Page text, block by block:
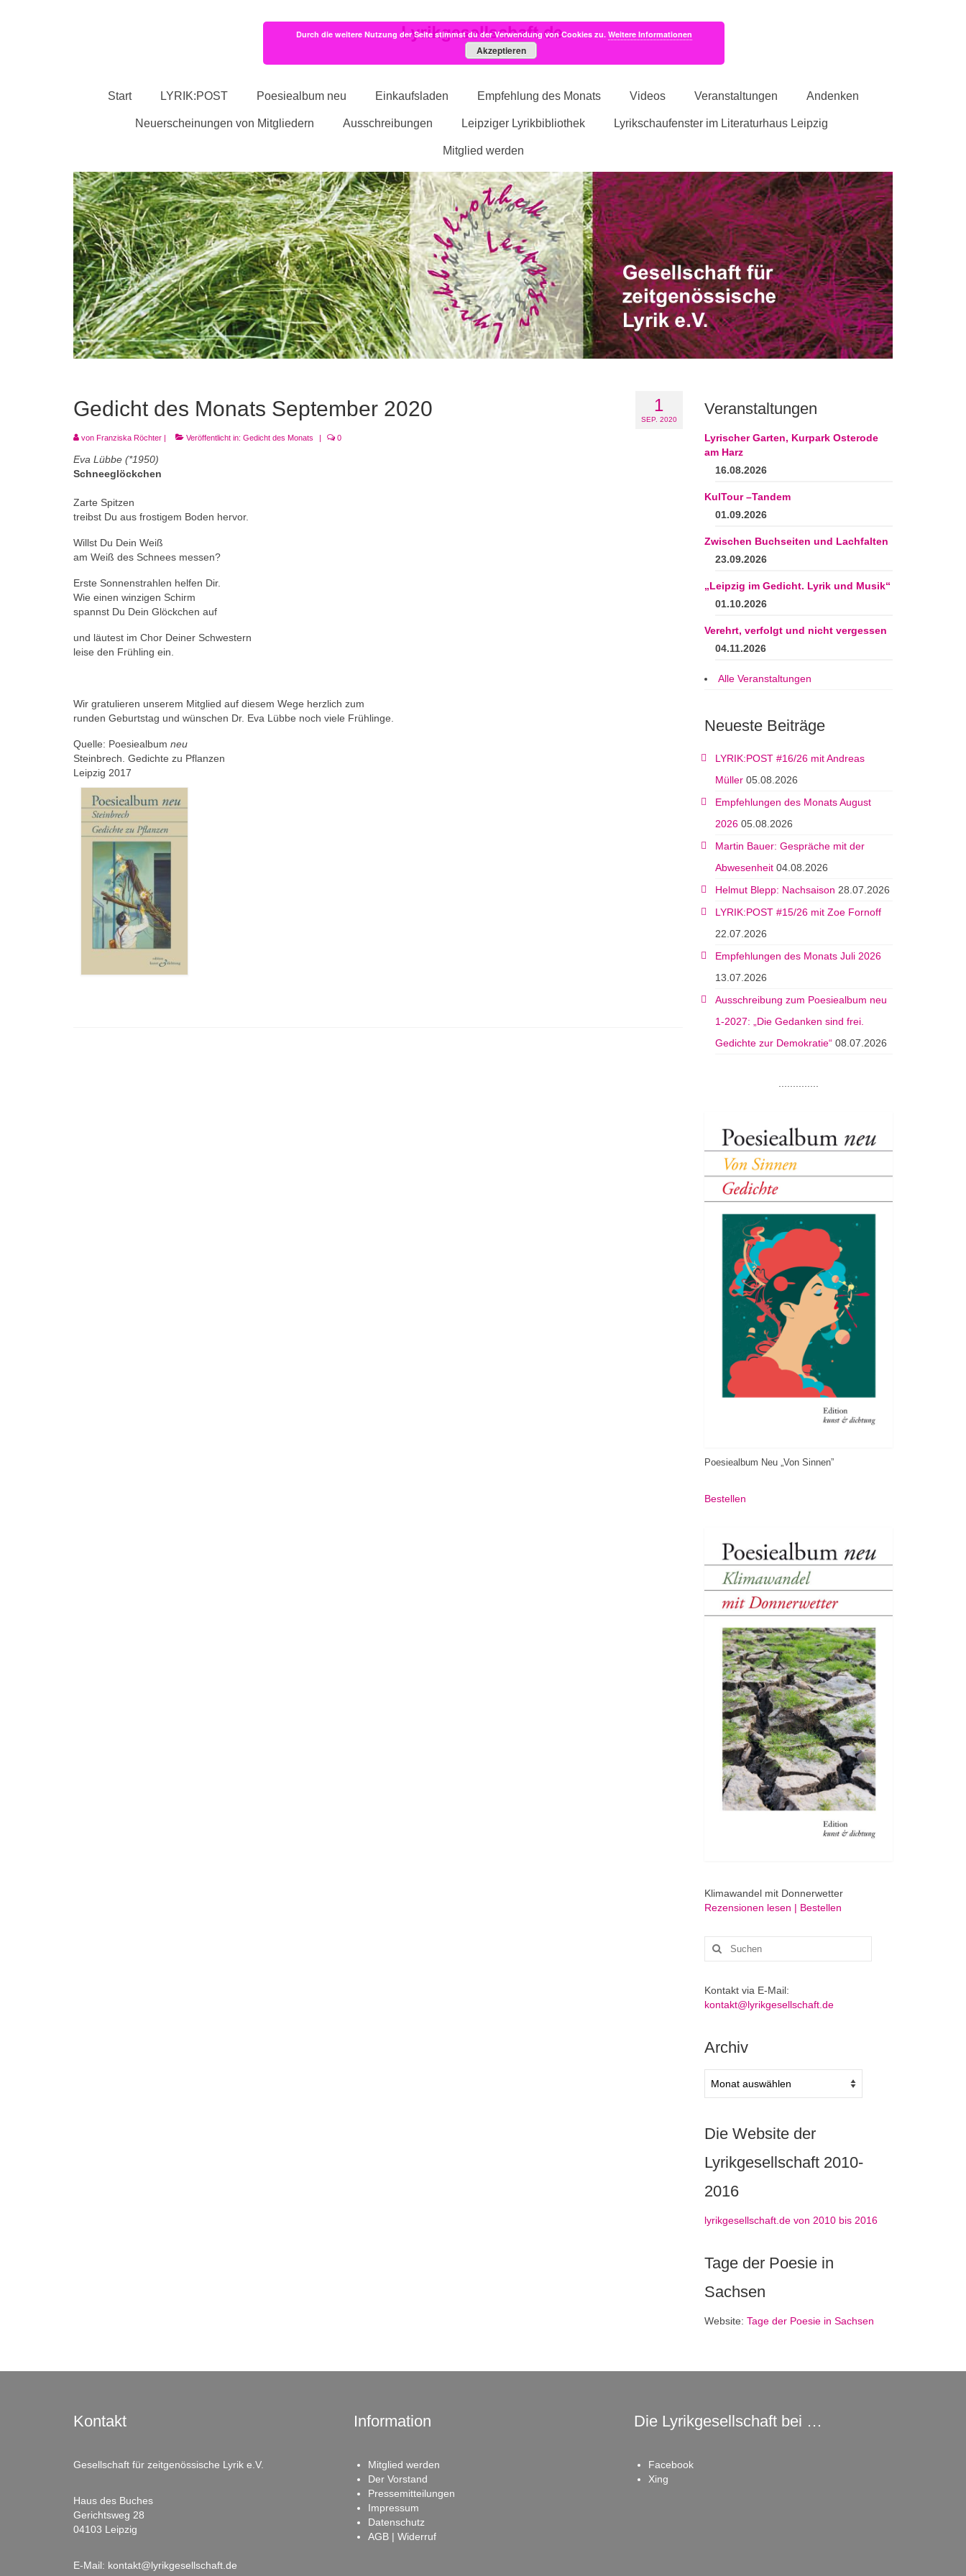
Start LYRIK:POST Poesiealbum neu Einkaufsladen Empfehlung des Monats Videos Veranstaltungen Andenken
Neuerscheinungen von Mitgliedern Ausschreibungen Leipziger Lyrikbibliothek Lyrikschaufenster im Literaturhaus Leipzig
Mitglied werden
1
SEP. 2020
Gedicht des Monats September 2020
von Franziska Röchter | Veröffentlicht in: Gedicht des Monats | 0
Eva Lübbe (*1950)
Schneeglöckchen
Zarte Spitzen
treibst Du aus frostigem Boden hervor.
Willst Du Dein Weiß
am Weiß des Schnees messen?
Erste Sonnenstrahlen helfen Dir.
Wie einen winzigen Schirm
spannst Du Dein Glöckchen auf
und läutest im Chor Deiner Schwestern
leise den Frühling ein.
Wir gratulieren unserem Mitglied auf diesem Wege herzlich zum
runden Geburtstag und wünschen Dr. Eva Lübbe noch viele Frühlinge.
Quelle: Poesiealbum neu
Steinbrech. Gedichte zu Pflanzen
Leipzig 2017
Veranstaltungen
Lyrischer Garten, Kurpark Osterode
am Harz
16.08.2026
KulTour –Tandem
01.09.2026
Zwischen Buchseiten und Lachfalten
23.09.2026
„Leipzig im Gedicht. Lyrik und Musik“
01.10.2026
Verehrt, verfolgt und nicht vergessen
04.11.2026
Alle Veranstaltungen
Neueste Beiträge
LYRIK:POST #16/26 mit Andreas
Müller 05.08.2026
Empfehlungen des Monats August
2026 05.08.2026
Martin Bauer: Gespräche mit der
Abwesenheit 04.08.2026
Helmut Blepp: Nachsaison 28.07.2026
LYRIK:POST #15/26 mit Zoe Fornoff
22.07.2026
Empfehlungen des Monats Juli 2026
13.07.2026
Ausschreibung zum Poesiealbum neu
1-2027: „Die Gedanken sind frei.
Gedichte zur Demokratie“ 08.07.2026
Poesiealbum Neu „Von Sinnen”
Bestellen
Klimawandel mit Donnerwetter
Rezensionen lesen | Bestellen
Suchen
nach:
Kontakt via E-Mail:
kontakt@lyrikgesellschaft.de
Archiv
Die Website der
Lyrikgesellschaft 2010-
2016
lyrikgesellschaft.de von 2010 bis 2016
Tage der Poesie in
Sachsen
Website: Tage der Poesie in Sachsen
Kontakt
Gesellschaft für zeitgenössische Lyrik e.V.
Haus des Buches
Gerichtsweg 28
04103 Leipzig
E-Mail: kontakt@lyrikgesellschaft.de
Information
Mitglied werden
Der Vorstand
Pressemitteilungen
Impressum
Datenschutz
AGB | Widerruf
Die Lyrikgesellschaft bei …
Facebook
Xing
Durch die weitere Nutzung der Seite stimmst du der Verwendung von Cookies zu. Weitere Informationen
Akzeptieren